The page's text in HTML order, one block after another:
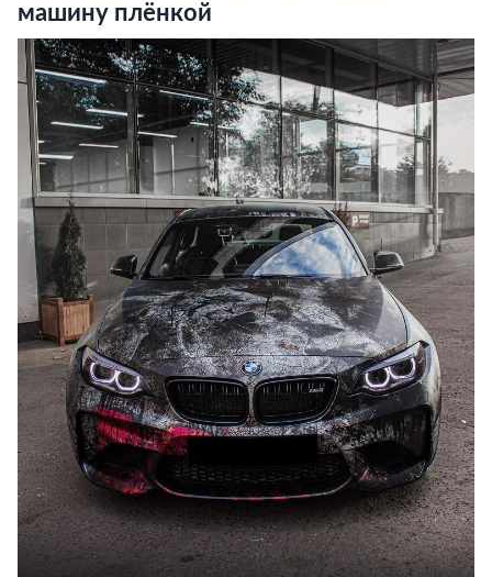
машину плёнкой